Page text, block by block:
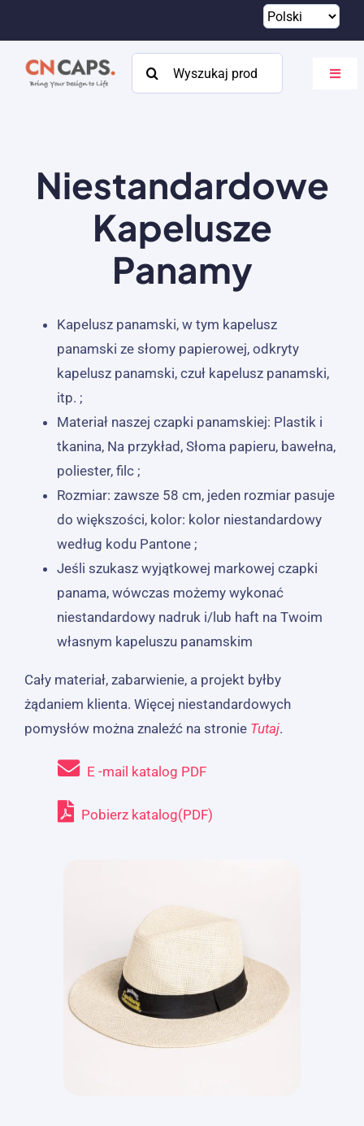
treści
Szukaj:
Katalog
Kontakt
Niestandardowe
Kapelusze
Panamy
Kapelusz panamski, w tym kapelusz
panamski ze słomy papierowej, odkryty
kapelusz panamski, czuł kapelusz panamski,
itp. ;
Materiał naszej czapki panamskiej: Plastik i
tkanina, Na przykład, Słoma papieru, bawełna,
poliester, filc ;
Rozmiar: zawsze 58 cm, jeden rozmiar pasuje
do większości, kolor: kolor niestandardowy
według kodu Pantone ;
Jeśli szukasz wyjątkowej markowej czapki
panama, wówczas możemy wykonać
niestandardowy nadruk i/lub haft na Twoim
własnym kapeluszu panamskim
Cały materiał, zabarwienie, a projekt byłby
żądaniem klienta. Więcej niestandardowych
pomysłów można znaleźć na stronie Tutaj.
E -mail katalog PDF
Pobierz katalog(PDF)